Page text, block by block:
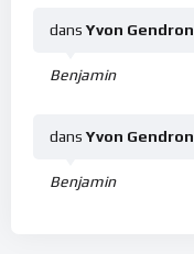
Benjamin
dans Yvon Gendron
Benjamin
dans Yvon Gendron